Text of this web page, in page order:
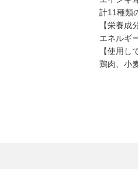
計11種類
【栄養成
エネルギ
【使用し
鶏肉、小